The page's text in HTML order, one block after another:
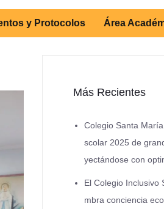
y Protocolos Área
Más Recientes
Colegio Santa
scolar 2025 de
yectándose con
El Colegio Inclusivo
mbra conciencia